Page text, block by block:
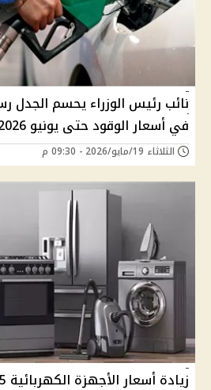
نائب رئيس الوزراء يحسم الجدل
في أسعار الوقود حتى يونيو 2026
الثلاثاء 19/مايو/2026 - 09:30 م